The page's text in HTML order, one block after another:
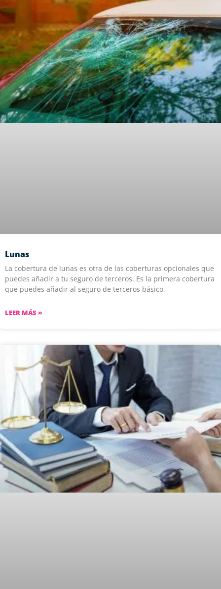
Lunas
La cobertura de lunas es otra de las coberturas opcionales que
puedes añadir a tu seguro de terceros. Es la primera cobertura
que puedes añadir al seguro de terceros básico,
LEER MÁS »